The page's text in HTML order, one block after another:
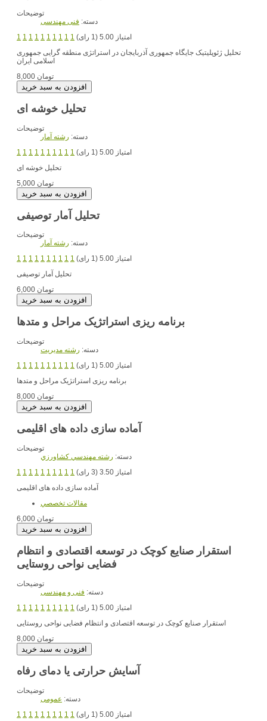
توضیحات
دسته: فنی مهندسی
1 1 1 1 1 1 1 1 1 1
امتیاز 5.00 (1 رای)
تحلیل ژئوپلیتیک جایگاه جمهوری آذربایجان در استراتژی منطقه گرایی جمهوری
اسلامی ایران
8,000 تومان
تحلیل خوشه ای
توضیحات
دسته: رشته آمار
1 1 1 1 1 1 1 1 1 1
امتیاز 5.00 (1 رای)
5,000 تومان
تحلیل آمار توصیفی
توضیحات
دسته: رشته آمار
1 1 1 1 1 1 1 1 1 1
امتیاز 5.00 (1 رای)
تحلیل آمار توصیفی
6,000 تومان
برنامه ریزی استراتژیک مراحل و متدها
توضیحات
دسته: رشته مديريت
1 1 1 1 1 1 1 1 1 1
امتیاز 5.00 (1 رای)
برنامه ریزی استراتژیک مراحل و متدها
8,000 تومان
آماده سازی داده های اقلیمی
توضیحات
دسته: رشته مهندسي کشاورزي
1 1 1 1 1 1 1 1 1 1
امتیاز 3.50 (3 رای)
آماده سازی داده های اقلیمی
مقالات تخصصي
6,000 تومان
استقرار صنایع کوچک در توسعه اقتصادی و انتظام
فضایی نواحی روستایی
توضیحات
دسته: فنی و مهندسی
1 1 1 1 1 1 1 1 1 1
امتیاز 5.00 (1 رای)
استقرار صنایع کوچک در توسعه اقتصادی و انتظام فضایی نواحی روستایی
8,000 تومان
آسایش حرارتی یا دمای رفاه
توضیحات
دسته: عمومی
1 1 1 1 1 1 1 1 1 1 امتیاز 5.00 (1 رای)